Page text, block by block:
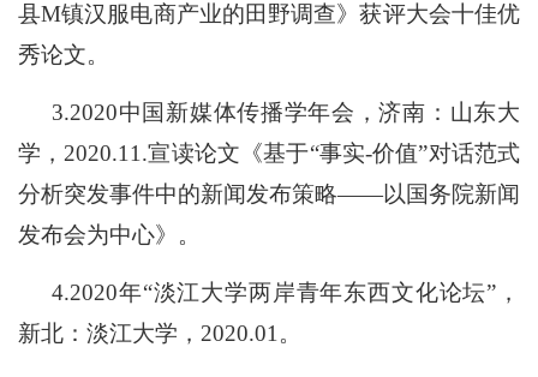
县M镇汉服电商产业的田野调查》获评大会十佳优
秀论文。
3.2020中国新媒体传播学年会，济南：山东大
学， 2020.11.宣读论文《基于“事实-价值”对话范式
分析突发事件中的新闻发布策略——以国务院新闻
发布会为中心》。
4.2020年“淡江大学两岸青年东西文化论坛”，
新北：淡江大学，2020.01。